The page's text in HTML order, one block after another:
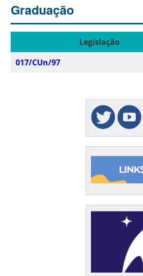
Graduação
Legislação
017/CUn/97